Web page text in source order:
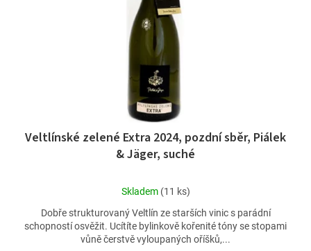
Veltlínské zelené Extra 2024, pozdní sběr, Piálek
& Jäger, suché
Průměrné
produktu
je
5,0
Skladem (11 ks)
Dobře strukturovaný Veltlín ze starších vinic s parádní
schopností osvěžit. Ucítíte bylinkově kořenité tóny se stopami
vůně čerstvě vyloupaných oříšků,...